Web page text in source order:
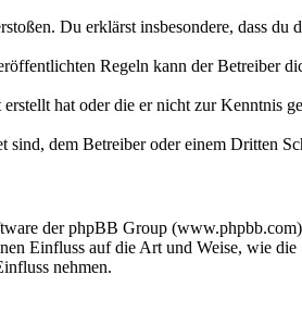
Du erklärst insbesondere, dass du
Regeln kann der Betreiber
hat oder die er nicht zur Kenntnis
sind, dem Betreiber oder einem Dritten
der phpBB Group
Einfluss auf die Art und Weise, wie
nehmen.